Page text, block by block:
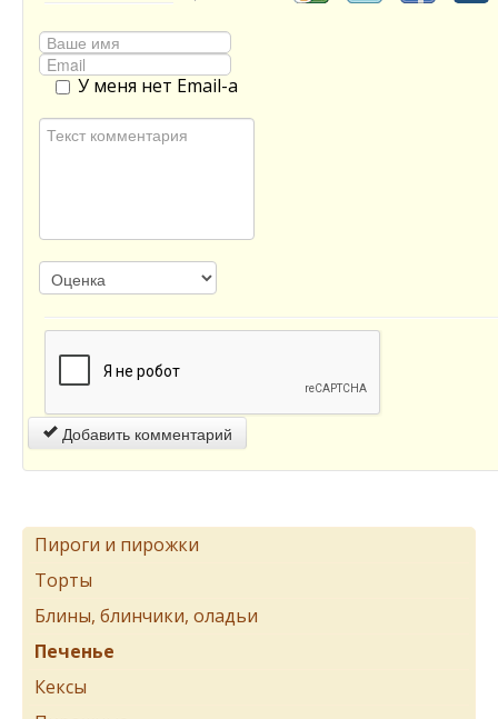
У меня нет Email-а
Добавить комментарий
Пироги и пирожки
Торты
Блины, блинчики, оладьи
Печенье
Кексы